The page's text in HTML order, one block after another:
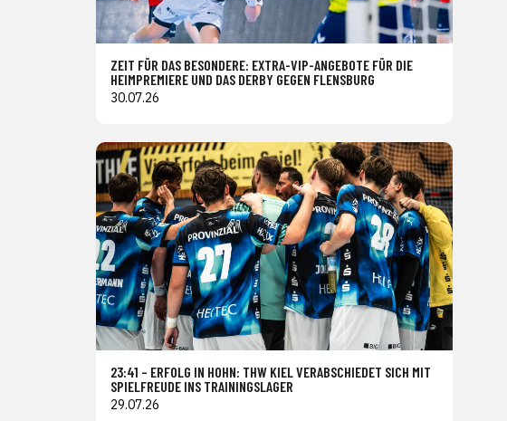
ZEIT FÜR DAS BESONDERE: EXTRA-VIP-ANGEBOTE FÜR DIE
HEIMPREMIERE UND DAS DERBY GEGEN FLENSBURG
30.07.26
23:41 – ERFOLG IN HOHN: THW KIEL VERABSCHIEDET SICH MIT
SPIELFREUDE INS TRAININGSLAGER
29.07.26